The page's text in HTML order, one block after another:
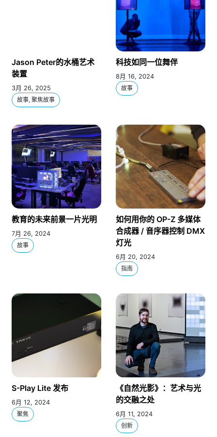
Jason Peter的水桶艺术
装置
3月 26, 2025
故事, 聚焦故事
科技如同一位舞伴
8月 16, 2024
故事
教育的未来前景一片光明
7月 26, 2024
故事
如何用你的 OP-Z 多媒体
合成器 / 音序器控制 DMX
灯光
6月 20, 2024
指南
S-Play Lite 发布
6月 12, 2024
聚焦
《自然光影》：艺术与光
的交融之处
6月 11, 2024
创新